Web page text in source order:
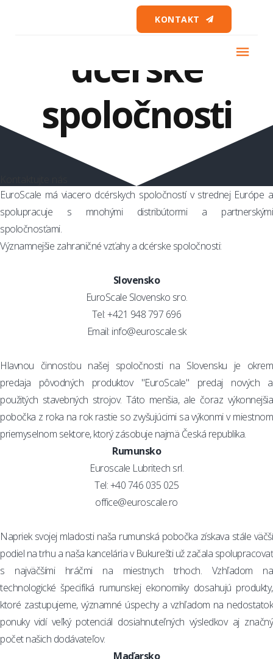
KONTAKT
Zahraničné
dcérske
spoločnosti
EuroScale má viacero dcérskych spoločností v strednej Európe a
spolupracuje s mnohými distribútormi a partnerskými
spoločnosťami.
Významnejšie zahraničné vzťahy a dcérske spoločnosti:
Slovensko
EuroScale Slovensko sro.
Tel: +421 948 797 696
Email: info@euroscale.sk
Hlavnou činnosťou našej spoločnosti na Slovensku je okrem
predaja pôvodných produktov "EuroScale" predaj nových a
použitých stavebných strojov. Táto menšia, ale čoraz výkonnejšia
pobočka z roka na rok rastie so zvyšujúcimi sa výkonmi v miestnom
priemyselnom sektore, ktorý zásobuje najmä Česká republika.
Rumunsko
Euroscale Lubritech srl.
Tel: +40 746 035 025
office@euroscale.ro
Napriek svojej mladosti naša rumunská pobočka získava stále väčší
podiel na trhu a naša kancelária v Bukurešti už začala spolupracovať
s najväčšími hráčmi na miestnych trhoch. Vzhľadom na
technologické špecifiká rumunskej ekonomiky dosahujú produkty,
ktoré zastupujeme, významné úspechy a vzhľadom na nedostatok
ponuky vidí veľký potenciál dosiahnuteľných výsledkov aj značný
počet našich dodávateľov.
Maďarsko